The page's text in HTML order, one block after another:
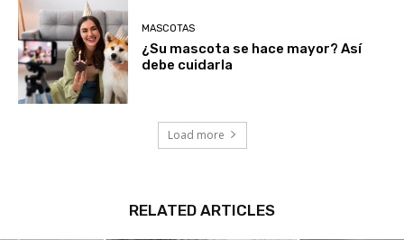
MASCOTAS
¿Su mascota se hace mayor? Así
Load more